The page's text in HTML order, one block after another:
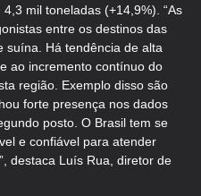
mil toneladas (+14,9%). “As
entre os destinos das
suína. Há tendência de alta
ao incremento contínuo do
região. Exemplo disso são
forte presença nos dados
posto. O Brasil tem se
e confiável para atender
destaca Luís Rua, diretor de